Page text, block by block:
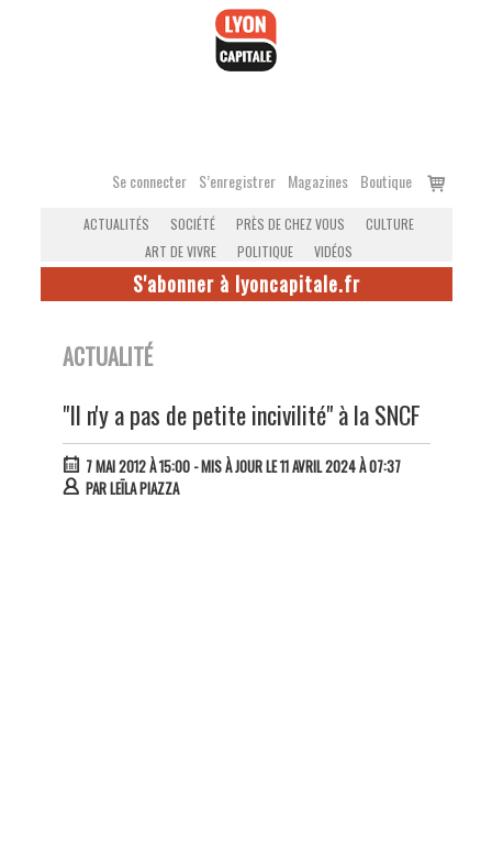
Se connecter S’enregistrer Magazines Boutique
Voir
ACTUALITÉS SOCIÉTÉ PRÈS DE CHEZ VOUS
CULTURE
ART DE VIVRE
POLITIQUE VIDÉOS
S'abonner à lyoncapitale.fr
ACTUALITÉ
"Il n'y a pas de petite incivilité" à la SNCF
7 MAI 2012 À 15:00- MIS À JOUR LE 11 AVRIL 2024 À 07:37
PARLEÏLA PIAZZA